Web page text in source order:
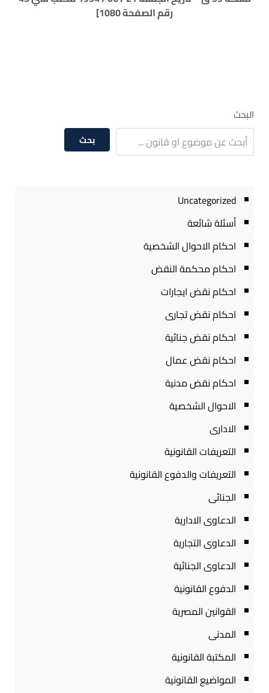
رقم الصفحة 1080]
البحث
بحث
Uncategorized
أسئلة شائعة
احكام الاحوال الشخصية
احكام محكمة النقض
احكام نقض ايجارات
احكام نقض تجارى
احكام نقض جنائية
احكام نقض عمال
احكام نقض مدنية
الاحوال الشخصية
الادارى
التعريفات القانونية
التعريفات والدفوع القانونية
الجنائى
الدعاوى الادارية
الدعاوى التجارية
الدعاوى الجنائية
الدفوع القانونية
القوانين المصرية
المدنى
المكتبة القانونية
المواضيع القانونية